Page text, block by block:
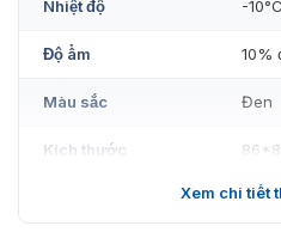
Nhiệt độ -
Độ ẩm 10%
Màu sắc Đen
Kích thước
Tiêu chuẩn bảo vệ IP65
Xem chi tiết